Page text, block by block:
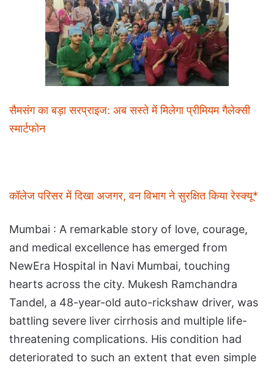
सैमसंग का बड़ा सरप्राइज: अब सस्ते में मिलेगा प्रीमियम गैलेक्सी
स्मार्टफोन
कॉलेज परिसर में दिखा अजगर, वन विभाग ने सुरक्षित किया रेस्क्यू*
Mumbai : A remarkable story of love, courage,
and medical excellence has emerged from
NewEra Hospital in Navi Mumbai, touching
hearts across the city. Mukesh Ramchandra
Tandel, a 48-year-old auto-rickshaw driver, was
battling severe liver cirrhosis and multiple life-
threatening complications. His condition had
deteriorated to such an extent that even simple